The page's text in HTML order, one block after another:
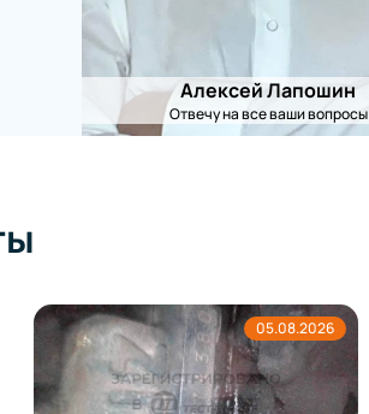
Алексей Лапошин
Отвечу на все ваши вопросы
05.08.2026